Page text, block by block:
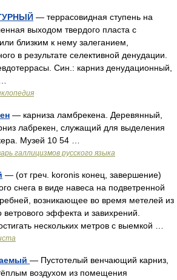
— террасовидная ступень на
выходом твердого пласта с
близким к нему залеганием,
в результате селективной денудации.
Син.: карниз денудационный,
— карниза ламбрекена. Деревянный,
лабрекен, служащий для выделения
Музей 10 54 …
галлицизмов русского языка
— (от греч. koronis конец, завершение)
снега в виде навеса на подветренной
возникающее во время метелей из
эффекта и завихрений.
нескольких метров с выемкой …
— Пустотелый венчающий карниз,
воздухом из помещения